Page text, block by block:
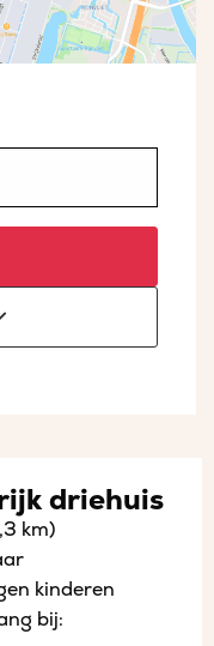
driehuis
km)
kinderen
bij: